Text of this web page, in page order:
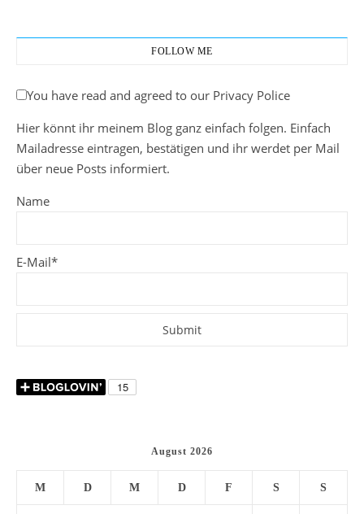
FOLLOW ME
You have read and agreed to our Privacy Police
Hier könnt ihr meinem Blog ganz einfach folgen. Einfach
Mailadresse eintragen, bestätigen und ihr werdet per Mail
über neue Posts informiert.
Name
E-Mail*
August 2026
M D M D F S S